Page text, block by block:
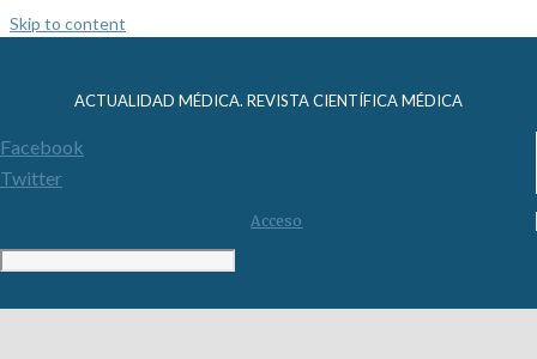
Skip to content
ACTUALIDAD MÉDICA. REVISTA CIENTÍFICA MÉDICA
Facebook
Twitter
Acceso